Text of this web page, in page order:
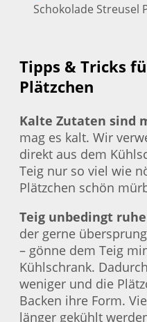
Schokolade
Tipps & Tricks
Plätzchen
Kalte Zutaten sind
mag es kalt. Wir
direkt aus dem
Teig nur so viel wie
Plätzchen schön
Teig unbedingt
der gerne
– gönne dem Teig
Kühlschrank.
weniger und die
Backen ihre Form.
länger gekühlt